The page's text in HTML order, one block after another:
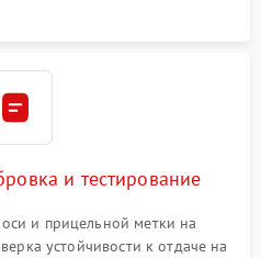
и тестирование
и прицельной метки на
устойчивости к отдаче на